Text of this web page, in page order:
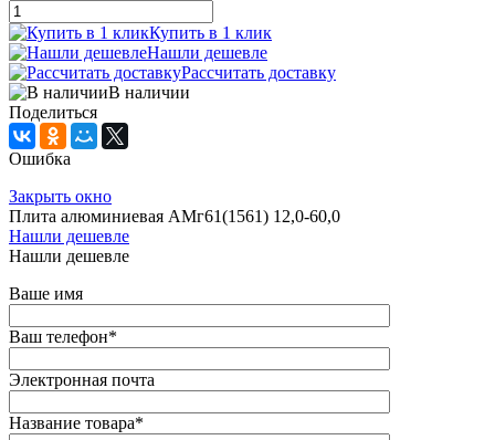
Купить в 1 клик
Нашли дешевле
Рассчитать доставку
В наличии
Поделиться
Ошибка
Закрыть окно
Плита алюминиевая АМг61(1561) 12,0-60,0
Нашли дешевле
Нашли дешевле
Ваше имя
Ваш телефон*
Электронная почта
Название товара*